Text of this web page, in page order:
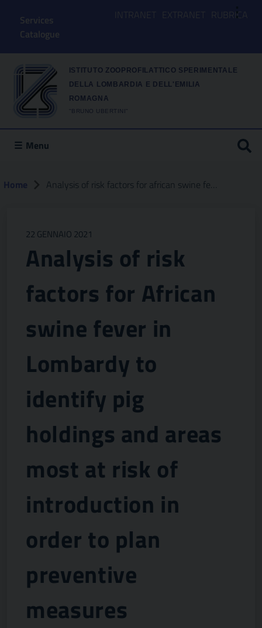
⋮
Services
Catalogue
INTRANET EXTRANET RUBRICA
ISTITUTO ZOOPROFILATTICO SPERIMENTALE
DELLA LOMBARDIA E DELL'EMILIA
ROMAGNA
"BRUNO UBERTINI"
Menu
Home Analysis of risk factors for african swine fever in lombardy to identify pig holdings and areas most at risk of introduction in order to plan preventive measures
22 GENNAIO 2021
Analysis of risk
factors for African
swine fever in
Lombardy to
identify pig
holdings and areas
most at risk of
introduction in
order to plan
preventive
measures